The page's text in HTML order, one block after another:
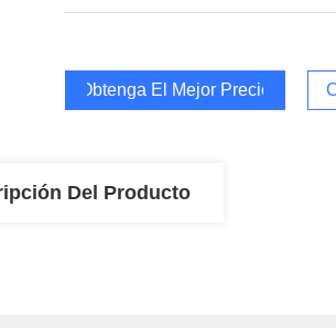
Obtenga El Mejor Precio
Del Producto